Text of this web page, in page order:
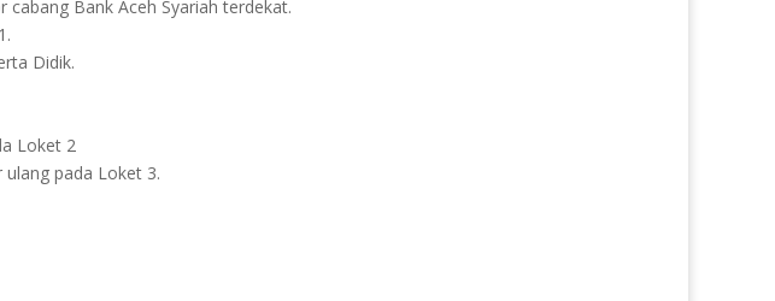
Bank Aceh Syariah terdekat.
Didik.
Loket 2
pada Loket 3.